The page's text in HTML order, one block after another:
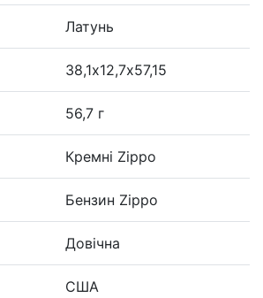
Латунь
38,1х12,7х57,15
56,7 г
Кремні Zippo
Бензин Zippo
Довічна
США